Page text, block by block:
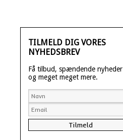
TILMELD DIG VORES
NYHEDSBREV
Få tilbud, spændende nyheder
og meget meget mere.